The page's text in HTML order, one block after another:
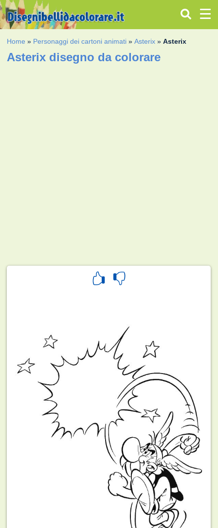
Home » Personaggi dei cartoni animati »Asterix »Asterix
Asterix disegno da colorare